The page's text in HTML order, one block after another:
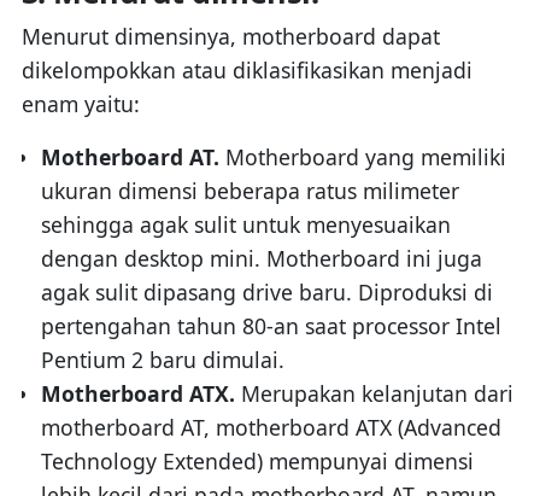
Menurut dimensinya, motherboard dapat
dikelompokkan atau diklasifikasikan menjadi
enam yaitu:
Motherboard AT. Motherboard yang memiliki
ukuran dimensi beberapa ratus milimeter
sehingga agak sulit untuk menyesuaikan
dengan desktop mini. Motherboard ini juga
agak sulit dipasang drive baru. Diproduksi di
pertengahan tahun 80-an saat processor Intel
Pentium 2 baru dimulai.
Motherboard ATX. Merupakan kelanjutan dari
motherboard AT, motherboard ATX (Advanced
Technology Extended) mempunyai dimensi